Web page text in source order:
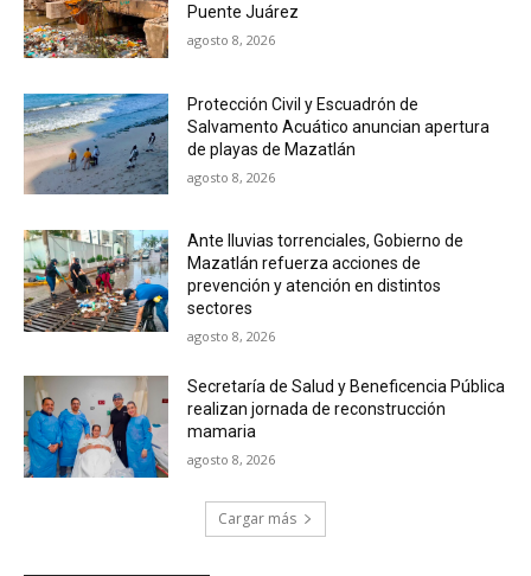
Puente Juárez
agosto 8, 2026
Protección Civil y Escuadrón de
Salvamento Acuático anuncian apertura
de playas de Mazatlán
agosto 8, 2026
Ante lluvias torrenciales, Gobierno de
Mazatlán refuerza acciones de
prevención y atención en distintos
sectores
agosto 8, 2026
Secretaría de Salud y Beneficencia Pública
realizan jornada de reconstrucción
mamaria
agosto 8, 2026
Cargar más